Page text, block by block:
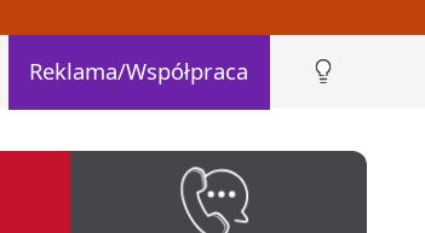
Reklama/Współpraca